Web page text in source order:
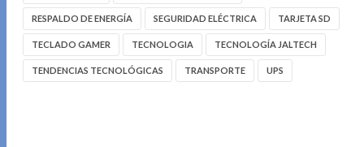
RESPALDO DE ENERGÍA SEGURIDAD ELÉCTRICA TARJETA SD
TECLADO GAMER TECNOLOGIA TECNOLOGÍA JALTECH
TENDENCIAS TECNOLÓGICAS TRANSPORTE UPS